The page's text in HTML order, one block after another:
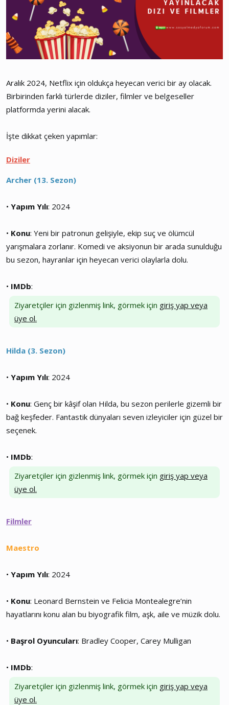
Aralık 2024, Netflix için oldukça heyecan verici bir ay olacak.
Birbirinden farklı türlerde diziler, filmler ve belgeseller
platformda yerini alacak.
İşte dikkat çeken yapımlar:
Diziler
Archer (13. Sezon)
• Yapım Yılı: 2024
• Konu: Yeni bir patronun gelişiyle, ekip suç ve ölümcül
yarışmalara zorlanır. Komedi ve aksiyonun bir arada sunulduğu
bu sezon, hayranlar için heyecan verici olaylarla dolu.
• IMDb:
Ziyaretçiler için gizlenmiş link, görmek için giriş yap veya
üye ol.
Hilda (3. Sezon)
• Yapım Yılı: 2024
• Konu: Genç bir kâşif olan Hilda, bu sezon perilerle gizemli bir
bağ keşfeder. Fantastik dünyaları seven izleyiciler için güzel bir
seçenek.
• IMDb:
Ziyaretçiler için gizlenmiş link, görmek için giriş yap veya
üye ol.
Filmler
Maestro
• Yapım Yılı: 2024
• Konu: Leonard Bernstein ve Felicia Montealegre’nin
hayatlarını konu alan bu biyografik film, aşk, aile ve müzik dolu.
• Başrol Oyuncuları: Bradley Cooper, Carey Mulligan
• IMDb:
Ziyaretçiler için gizlenmiş link, görmek için giriş yap veya
üye ol.